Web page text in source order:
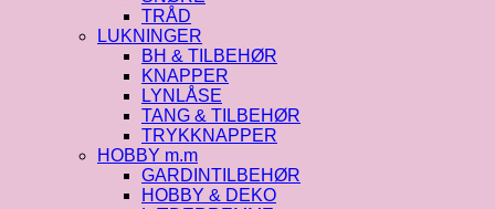
TRÅD
LUKNINGER
BH & TILBEHØR
KNAPPER
LYNLÅSE
TANG & TILBEHØR
TRYKKNAPPER
HOBBY m.m
GARDINTILBEHØR
HOBBY & DEKO